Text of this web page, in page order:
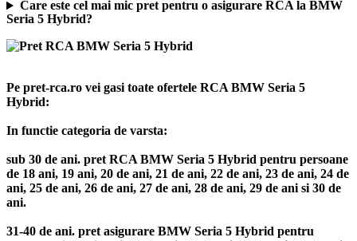
Care este cel mai mic pret pentru o asigurare RCA la BMW
Seria 5 Hybrid?
Pe pret-rca.ro vei gasi toate ofertele RCA BMW Seria 5
Hybrid:
In functie categoria de varsta:
sub 30 de ani. pret RCA BMW Seria 5 Hybrid pentru persoane
de 18 ani, 19 ani, 20 de ani, 21 de ani, 22 de ani, 23 de ani, 24 de
ani, 25 de ani, 26 de ani, 27 de ani, 28 de ani, 29 de ani si 30 de
ani.
31-40 de ani. pret asigurare BMW Seria 5 Hybrid pentru